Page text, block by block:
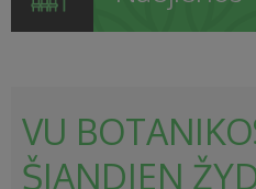
VU
ŠIANDIEN